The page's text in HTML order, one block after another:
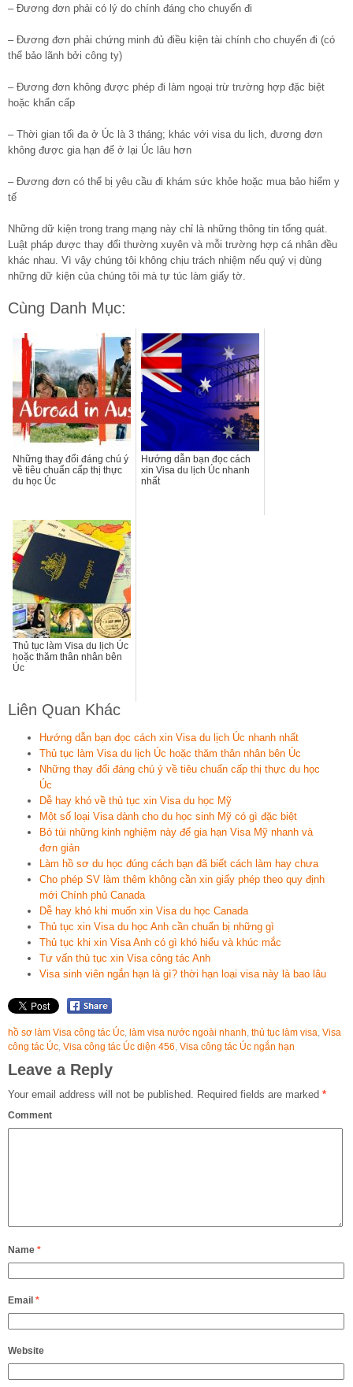
– Đương đơn phải có lý do chính đáng cho chuyến đi
– Đương đơn phải chứng minh đủ điều kiện tài chính cho chuyến đi (có
thể bảo lãnh bởi công ty)
– Đương đơn không được phép đi làm ngoại trừ trường hợp đặc biệt
hoặc khẩn cấp
– Thời gian tối đa ở Úc là 3 tháng; khác với visa du lịch, đương đơn
không được gia hạn để ở lại Úc lâu hơn
– Đương đơn có thể bị yêu cầu đi khám sức khỏe hoặc mua bảo hiểm y
tế
Những dữ kiện trong trang mạng này chỉ là những thông tin tổng quát.
Luật pháp được thay đổi thường xuyên và mỗi trường hợp cá nhân đều
khác nhau. Vì vậy chúng tôi không chịu trách nhiệm nếu quý vị dùng
những dữ kiện của chúng tôi mà tự túc làm giấy tờ.
Cùng Danh Mục:
Những thay đổi đáng chú ý
về tiêu chuẩn cấp thị thực
du học Úc
Hướng dẫn bạn đọc cách
xin Visa du lịch Úc nhanh
nhất
Thủ tục làm Visa du lịch Úc
hoặc thăm thân nhân bên
Úc
Liên Quan Khác
Hướng dẫn bạn đọc cách xin Visa du lịch Úc nhanh nhất
Thủ tục làm Visa du lịch Úc hoặc thăm thân nhân bên Úc
Những thay đổi đáng chú ý về tiêu chuẩn cấp thị thực du học
Úc
Dễ hay khó về thủ tục xin Visa du học Mỹ
Một số loại Visa dành cho du học sinh Mỹ có gì đặc biệt
Bỏ túi những kinh nghiệm này để gia hạn Visa Mỹ nhanh và
đơn giản
Làm hồ sơ du học đúng cách bạn đã biết cách làm hay chưa
Cho phép SV làm thêm không cần xin giấy phép theo quy định
mới Chính phủ Canada
Dễ hay khó khi muốn xin Visa du học Canada
Thủ tục xin Visa du học Anh cần chuẩn bị những gì
Thủ tục khi xin Visa Anh có gì khó hiểu và khúc mắc
Tư vấn thủ tục xin Visa công tác Anh
Visa sinh viên ngắn hạn là gì? thời hạn loại visa này là bao lâu
hồ sơ làm Visa công tác Úc, làm visa nước ngoài nhanh, thủ tục làm visa, Visa
công tác Úc, Visa công tác Úc diện 456, Visa công tác Úc ngắn hạn
Leave a Reply
Your email address will not be published. Required fields are marked *
Comment
Name *
Email *
Website